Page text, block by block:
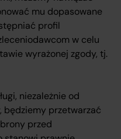
mu dopasowane
profil
w celu
wyrażonej zgody, tj.
niezależnie od
będziemy przetwarzać
przed